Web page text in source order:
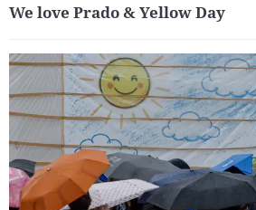
We love Prado & Yellow Day